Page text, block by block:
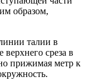
образом,
талии в
среза в
прижимая метр к